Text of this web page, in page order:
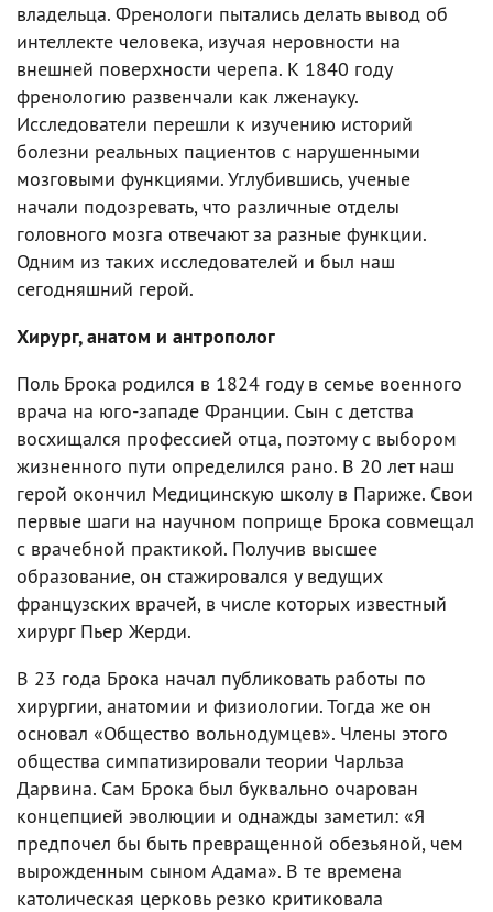
владельца. Френологи пытались делать вывод об
интеллекте человека, изучая неровности на
внешней поверхности черепа. К 1840 году
френологию развенчали как лженауку.
Исследователи перешли к изучению историй
болезни реальных пациентов с нарушенными
мозговыми функциями. Углубившись, ученые
начали подозревать, что различные отделы
головного мозга отвечают за разные функции.
Одним из таких исследователей и был наш
сегодняшний герой.
Хирург, анатом и антрополог
Поль Брока родился в 1824 году в семье военного
врача на юго-западе Франции. Сын с детства
восхищался профессией отца, поэтому с выбором
жизненного пути определился рано. В 20 лет наш
герой окончил Медицинскую школу в Париже. Свои
первые шаги на научном поприще Брока совмещал
с врачебной практикой. Получив высшее
образование, он стажировался у ведущих
французских врачей, в числе которых известный
хирург Пьер Жерди.
В 23 года Брока начал публиковать работы по
хирургии, анатомии и физиологии. Тогда же он
основал «Общество вольнодумцев». Члены этого
общества симпатизировали теории Чарльза
Дарвина. Сам Брока был буквально очарован
концепцией эволюции и однажды заметил: «Я
предпочел бы быть превращенной обезьяной, чем
вырожденным сыном Адама». В те времена
католическая церковь резко критиковала